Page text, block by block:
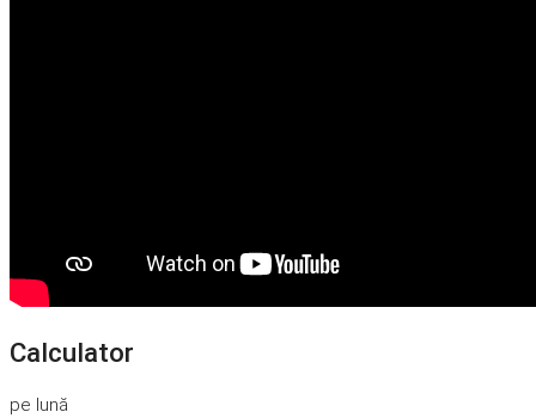
Calculator
pe lună